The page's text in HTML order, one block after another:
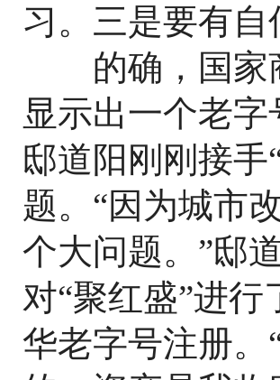
习。三是要有
的确，国家商
显示出一个老
邸道阳刚刚接手
题。“因为城市
个大问题。”邸
对“聚红盛”进
华老字号注册。